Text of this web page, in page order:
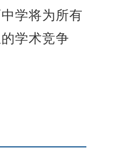
学将为所有
学术竞争